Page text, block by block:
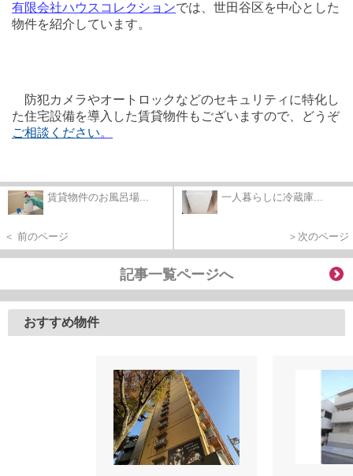
有限会社ハウスコレクションでは、世田谷区を中心とした
物件を紹介しています。
防犯カメラやオートロックなどのセキュリティに特化し
た住宅設備を導入した賃貸物件もございますので、どうぞ
ご相談ください。
賃貸物件のお風呂場...
＜ 前のページ
一人暮らしに冷蔵庫...
＞次のページ
記事一覧ページへ
おすすめ物件